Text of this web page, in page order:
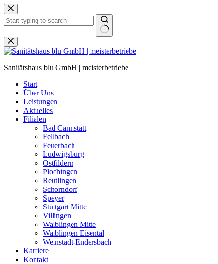
Zum
Inhalt
springen
Keine
Ergebnisse
Sanitätshaus blu GmbH | meisterbetriebe
Start
Über Uns
Leistungen
Aktuelles
Filialen
Bad Cannstatt
Fellbach
Feuerbach
Ludwigsburg
Ostfildern
Plochingen
Reutlingen
Schorndorf
Speyer
Stuttgart Mitte
Villingen
Waiblingen Mitte
Waiblingen Eisental
Weinstadt-Endersbach
Karriere
Kontakt